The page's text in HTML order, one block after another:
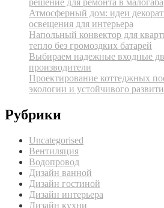
решение для ремонта в
Атмосферный дом: идеи
освещения для интерьера
Напольный конвектор для
тепло без громоздких батарей
Выбираем надежные входные
производители
Проектирование коттеджных
экологии и устойчивого
Рубрики
Uncategorised
Вентиляция
Водопровод
Дизайн ванной
Дизайн гостиной
Дизайн интерьера
Дизайн кухни